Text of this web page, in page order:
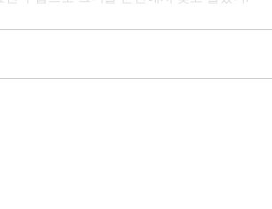
원이었다.
우는 행위도 모조리 한 남자의 품 안에서였다.